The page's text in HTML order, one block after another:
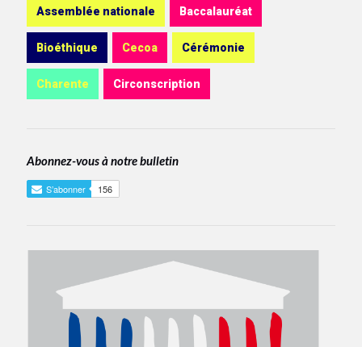
Assemblée nationale Baccalauréat
Bioéthique Cecoa Cérémonie
Charente Circonscription
Abonnez-vous à notre bulletin